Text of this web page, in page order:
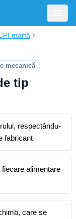
marfă
mecanică
tip
respectându-
fabricant
alimentare
care se